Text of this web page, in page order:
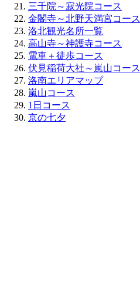
三千院～寂光院コース
金閣寺～北野天満宮コース
洛北観光名所一覧
高山寺～神護寺コース
電車＋徒歩コース
伏見稲荷大社～嵐山コース
洛南エリアマップ
嵐山コース
1日コース
京の七夕